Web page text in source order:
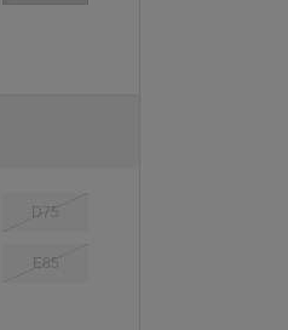
D75
E85